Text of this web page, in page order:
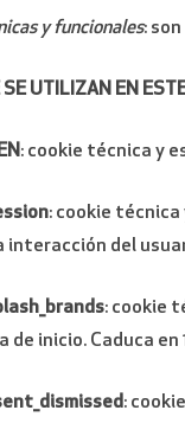
y funcionales:
SE UTILIZAN EN
: cookie técnica y
: cookie
interacción del
: cookie
de inicio. Caduca
: